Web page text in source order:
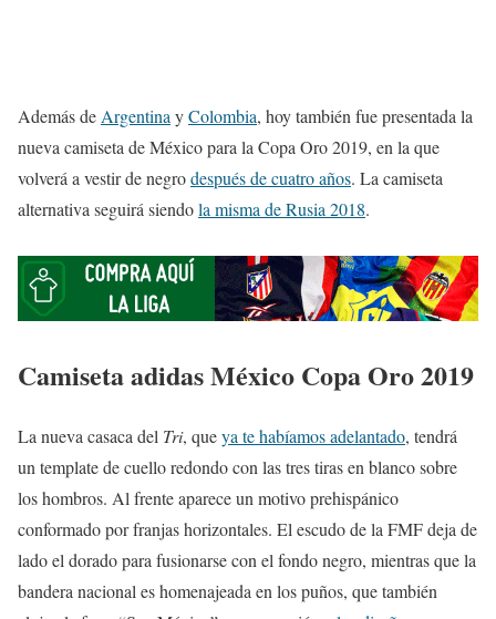
Además deArgentinayColombia, hoy también fue presentada la
nueva camiseta de México para la Copa Oro 2019, en la que
volverá a vestir de negrodespués de cuatro años. La camiseta
alternativa seguirá siendola misma de Rusia 2018.
Camiseta adidas México Copa Oro 2019
La nueva casaca del Tri, queya te habíamos adelantado, tendrá
un template de cuello redondo con las tres tiras en blanco sobre
los hombros. Al frente aparece un motivo prehispánico
conformado por franjas horizontales. El escudo de la FMF deja de
lado el dorado para fusionarse con el fondo negro, mientras que la
bandera nacional es homenajeada en los puños, que también